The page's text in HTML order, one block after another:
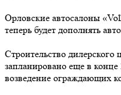
Орловские автосалоны
теперь будет дополнять
Строительство
запланировано еще в
возведение ограждающих